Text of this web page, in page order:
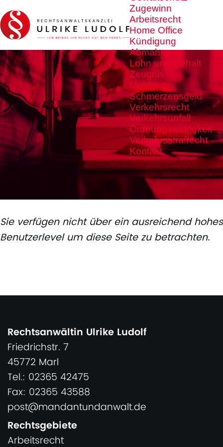
Zugewinn
Arbeitsrecht
Home Office
Kündigung
Abmahnung
Lohn und Gehalt
Zeugnis
Mobbing
Schmerzensgeld
Verkehrsrecht
Verkehrsunfall
Ordnungswidrigkeit
Verkehrsstrafrecht
Kontakt
Sie verfügen nicht über ein ausreichend hohes
Benutzerlevel um diese Seite zu betrachten.
Rechtsanwältin Ulrike Ludolf
Friedrichstr. 7
45772 Marl
Tel.: 02365 42475
Fax: 02365 43588
post@mandantundanwalt.de
Rechtsgebiete
Arbeitsrecht